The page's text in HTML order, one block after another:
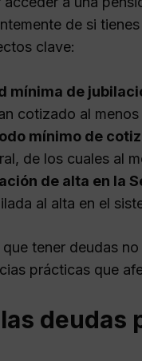
de si
clave:
mínima de
cotizado al
mínimo de
de los cuales al
de alta en la
al alta en el
tener deudas
prácticas que
deudas